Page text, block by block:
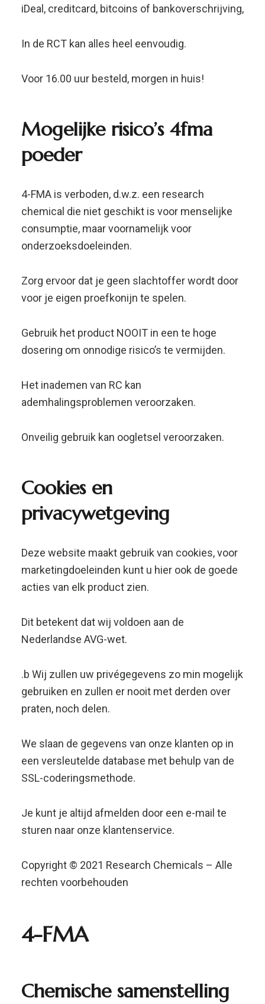
4-FMA is verboden, d.w.z. een research
consumptie, maar voornamelijk voor
Gebruik het product NOOIT in een te hoge
dosering om onnodige risico’s te vermijden.
Het inademen van RC kan
ademhalingsproblemen veroorzaken.
Onveilig gebruik kan oogletsel veroorzaken.
Cookies en
privacywetgeving
marketingdoeleinden kunt u hier ook de goede
acties van elk product zien.
Dit betekent dat wij voldoen aan de
.b Wij zullen uw privégegevens zo min mogelijk
gebruiken en zullen er nooit met derden over
praten, noch delen.
We slaan de gegevens van onze klanten op in
een versleutelde database met behulp van de
SSL-coderingsmethode.
Je kunt je altijd afmelden door een e-mail te
sturen naar onze klantenservice.
Copyright © 2021 Research Chemicals – Alle
rechten voorbehouden
4-FMA
Chemischesamenstelling
van4-FMA
4-FMA, 4-Fluoromethamphetamine is een
nieuw stimulerend middel entactogeen en
fenethylaminekern die door een fenylring wordt
beperkt tot een aminozuur (NH 2), dat zich in R
molecuul van de gesubstitueerde